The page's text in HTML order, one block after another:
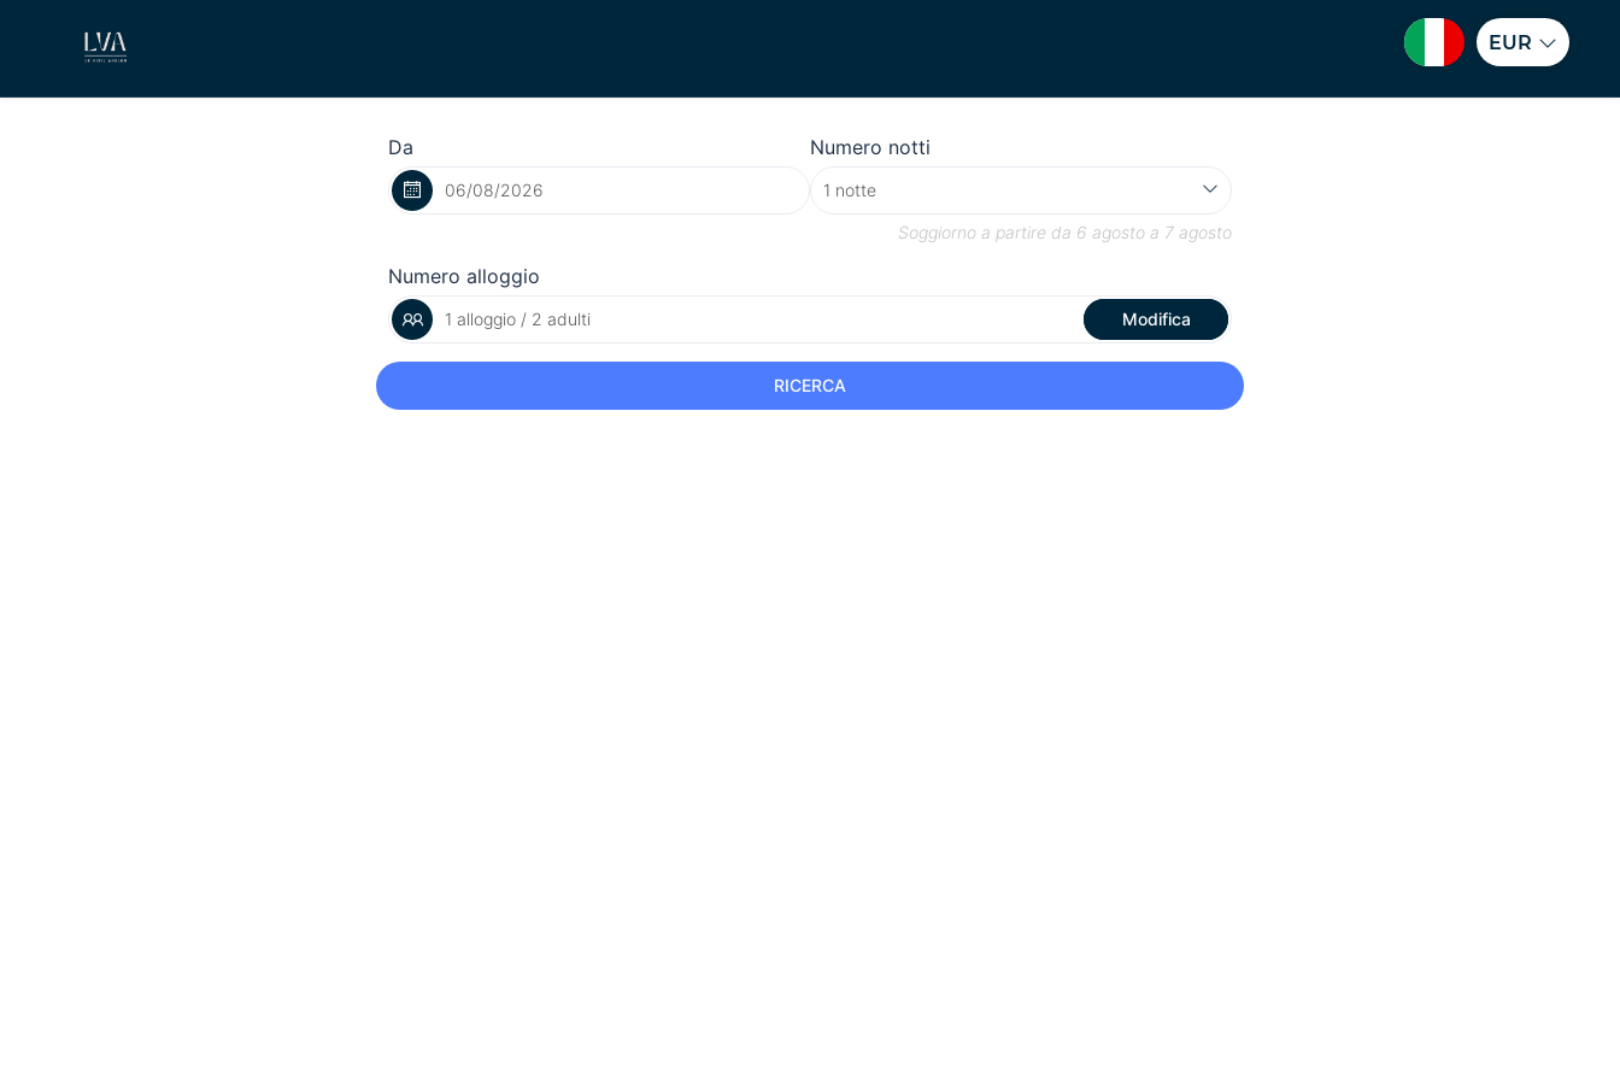
EUR
Da Numero notti
Soggiorno a partire da 6 agosto a 7 agosto
Numero alloggio
1 alloggio / 2 adulti Modifica